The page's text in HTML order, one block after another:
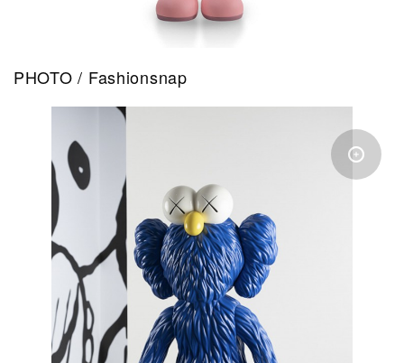
PHOTO / Fashionsnap